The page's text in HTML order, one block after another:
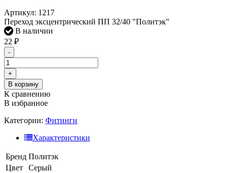
Артикул: 1217
Переход эксцентрический ПП 32/40 "Политэк"
В наличии
22 ₽
-
+
В корзину
К сравнению
В избранное
Категории: Фитинги
Характеристики
Бренд Политэк
Цвет
Серый